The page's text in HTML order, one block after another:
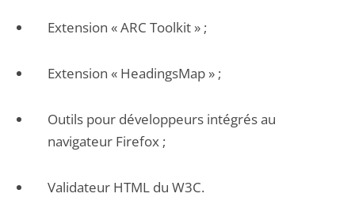
Extension « ARC Toolkit » ;
Extension « HeadingsMap » ;
Outils pour développeurs intégrés au
navigateur Firefox ;
Validateur HTML du W3C.